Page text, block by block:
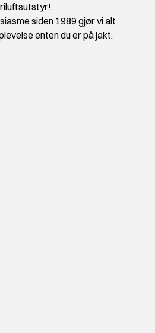
siden 1989 gjør vi alt
enten du er på jakt,